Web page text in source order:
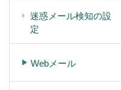
迷惑メール検知の設
定
Webメール